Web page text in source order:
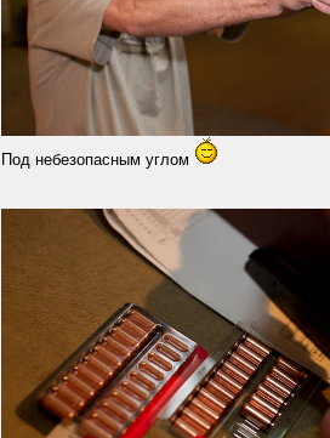
Под небезопасным углом